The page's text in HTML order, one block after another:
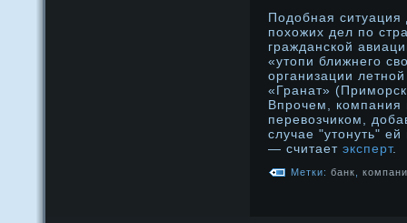
Подобная ситуация
похожих дел по
гражданской
«утопи ближнего
организации
«Гранат»
Впрочем, компания
перевозчиком,
случае "утонуть"
— считает эксперт.
Метки: банк